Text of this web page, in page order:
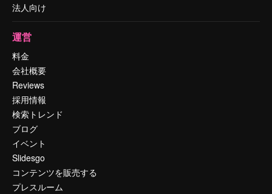
法人向け
運営
料金
会社概要
Reviews
採用情報
検索トレンド
ブログ
イベント
Slidesgo
コンテンツを販売する
プレスルーム